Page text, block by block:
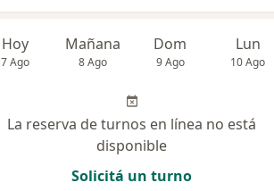
Hoy
7 Ago
Mañana
8 Ago
Dom
9 Ago
Lun
10 Ago
La reserva de turnos en línea no está
disponible
Solicitá un turno